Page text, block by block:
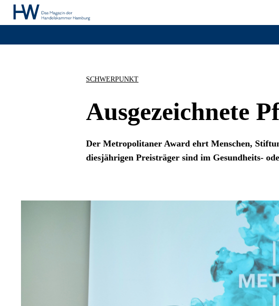
SCHWERPUNKT
Ausgezeichnete
Der Metropolitaner Award ehrt Menschen,
diesjährigen Preisträger sind im Gesundheits-